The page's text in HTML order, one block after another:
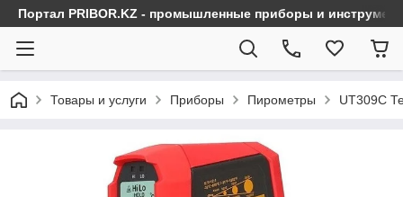
Портал PRIBOR.KZ - промышленные приборы и
Товары и услуги Приборы Пирометры UT309C